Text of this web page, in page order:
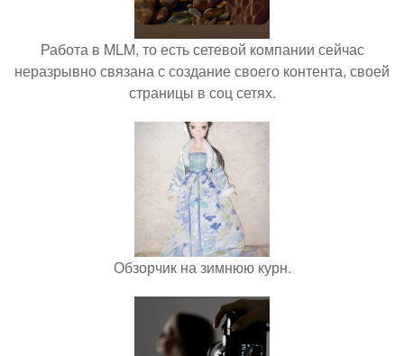
Работа в MLM, то есть сетевой компании сейчас
неразрывно связана с создание своего контента, своей
страницы в соц сетях.
Обзорчик на зимнюю курн.